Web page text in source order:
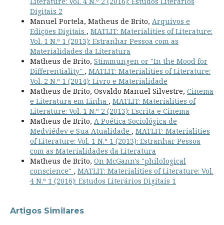
Digitais 2
Manuel Portela, Matheus de Brito, Arquivos e
Edições Digitais , MATLIT: Materialities of Literature:
Vol. 1 N.º 1 (2013): Estranhar Pessoa com as
Materialidades da Literatura
Matheus de Brito, Stimmungen or "In the Mood for
Differentiality" , MATLIT: Materialities of Literature:
Vol. 2 N.º 1 (2014): Livro e Materialidade
Matheus de Brito, Osvaldo Manuel Silvestre, Cinema
e Literatura em Linha , MATLIT: Materialities of
Literature: Vol. 1 N.º 2 (2013): Escrita e Cinema
Matheus de Brito, A Poética Sociológica de
Medviédev e Sua Atualidade , MATLIT: Materialities
of Literature: Vol. 1 N.º 1 (2013): Estranhar Pessoa
com as Materialidades da Literatura
Matheus de Brito, On McGann's "philological
conscience" , MATLIT: Materialities of Literature: Vol.
4 N.º 1 (2016): Estudos Literários Digitais 1
Artigos Similares